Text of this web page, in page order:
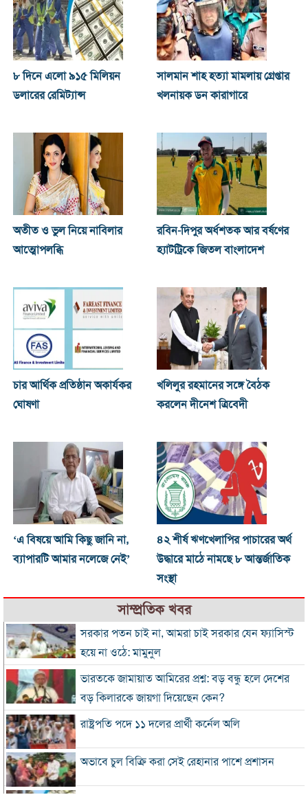
৮ দিনে এলো ৯১৫ মিলিয়ন
ডলারের রেমিট্যান্স
সালমান শাহ হত্যা মামলায় গ্রেপ্তার
খলনায়ক ডন কারাগারে
অতীত ও ভুল নিয়ে নাবিলার
আত্মোপলব্ধি
রবিন-দিপুর অর্ধশতক আর বর্ষণের
হ্যাটট্রিকে জিতল বাংলাদেশ
চার আর্থিক প্রতিষ্ঠান অকার্যকর
ঘোষণা
খ‌লিলুর রহমানের সঙ্গে বৈঠক
করলেন দীনেশ ত্রিবেদী
‘এ বিষয়ে আমি কিছু জানি না,
ব্যাপারটি আমার নলেজে নেই’
৪২ শীর্ষ ঋণখেলাপির পাচারের অর্থ
উদ্ধারে মাঠে নামছে ৮ আন্তর্জাতিক
সংস্থা
সাম্প্রতিক খবর
সরকার পতন চাই না, আমরা চাই সরকার যেন ফ্যাসিস্ট
হয়ে না ওঠে: মামুনুল
ভারতকে জামায়াত আমিরের প্রশ্ন: বড় বন্ধু হলে দেশের
বড় কিলারকে জায়গা দিয়েছেন কেন?
রাষ্ট্রপতি পদে ১১ দলের প্রার্থী কর্নেল অলি
অভাবে চুল বিক্রি করা সেই রেহানার পাশে প্রশাসন